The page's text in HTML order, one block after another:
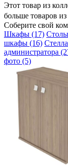
Этот товар из
больше товаров
Соберите свой
Шкафы (17)
шкафы (16)
администратора
фото (5)